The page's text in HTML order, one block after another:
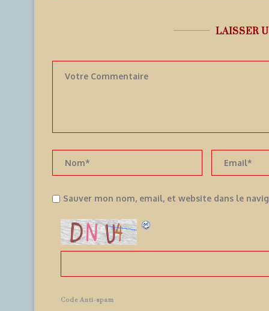
LAISSER
Sauver mon nom, email, et website dans le
Code Anti-spam